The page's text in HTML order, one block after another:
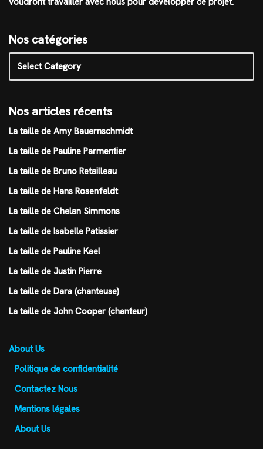
Nos catégories
Nos articles récents
La taille de Amy Bauernschmidt
La taille de Pauline Parmentier
La taille de Bruno Retailleau
La taille de Hans Rosenfeldt
La taille de Chelan Simmons
La taille de Isabelle Patissier
La taille de Pauline Kael
La taille de Justin Pierre
La taille de Dara (chanteuse)
La taille de John Cooper (chanteur)
About Us
Politique de confidentialité
Contactez Nous
Mentions légales
About Us